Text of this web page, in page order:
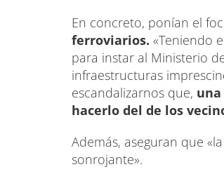
En concreto, ponían el
ferroviarios. «Teniendo
para instar al Ministerio
infraestructuras
escandalizarnos que,
hacerlo del de los
Además, aseguran que
sonrojante».